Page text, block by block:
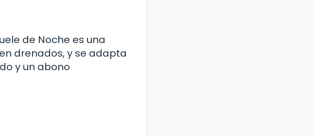
de Noche es una
drenados, y se adapta
y un abono